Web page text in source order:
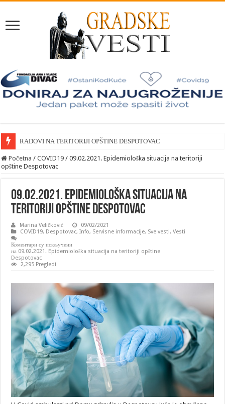
RADOVI NA TERITORIJI OPŠTINE DESPOTOVAC
Početna / COVID19 / 09.02.2021. Epidemiološka situacija na teritoriji
opštine Despotovac
09.02.2021. Epidemiološka situacija na
teritoriji opštine Despotovac
Marina Veličković
09/02/2021
COVID19, Despotovac,Info, Servisne informacije, Sve vesti,Vesti
Коментари су искључени
на 09.02.2021. Epidemiološka situacija na teritoriji opštine
Despotovac
2,295 Pregledi